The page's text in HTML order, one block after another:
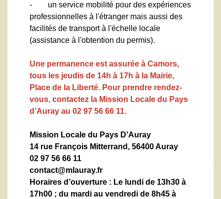
- un service mobilité pour des expériences
professionnelles à l'étranger mais aussi des
facilités de transport à l'échelle locale
(assistance à l'obtention du permis).
Une permanence est assurée à Camors,
tous les jeudis de 14h à 17h à la Mairie,
Place de la Liberté. Pour prendre rendez-
vous, contactez la Mission Locale du Pays
d’Auray au 02 97 56 66 11.
Mission Locale du Pays D'Auray
14 rue François Mitterrand, 56400 Auray
02 97 56 66 11
contact@mlauray.fr
Horaires d’ouverture : Le lundi de 13h30 à
17h00 ; du mardi au vendredi de 8h45 à